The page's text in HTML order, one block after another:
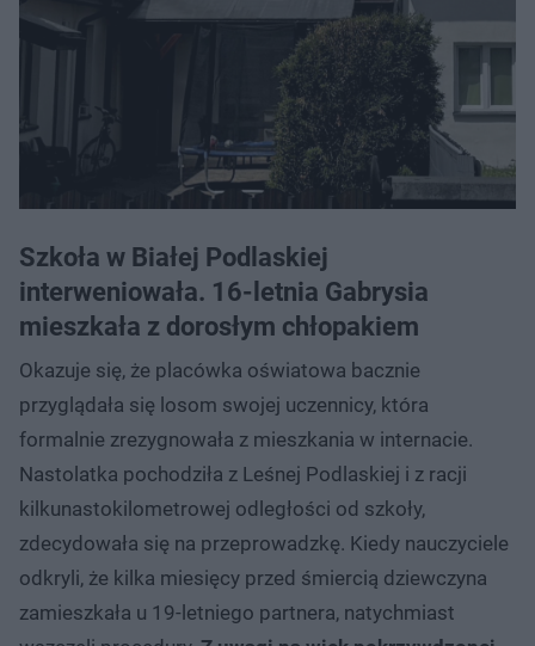
Szkoła w Białej Podlaskiej
interweniowała. 16-letnia Gabrysia
mieszkała z dorosłym chłopakiem
Okazuje się, że placówka oświatowa bacznie
przyglądała się losom swojej uczennicy, która
formalnie zrezygnowała z mieszkania w internacie.
Nastolatka pochodziła z Leśnej Podlaskiej i z racji
kilkunastokilometrowej odległości od szkoły,
zdecydowała się na przeprowadzkę. Kiedy nauczyciele
odkryli, że kilka miesięcy przed śmiercią dziewczyna
zamieszkała u 19-letniego partnera, natychmiast